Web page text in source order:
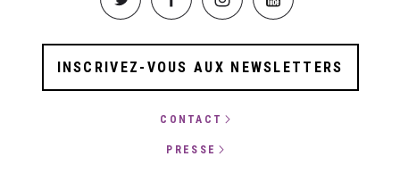
INSCRIVEZ-VOUS AUX NEWSLETTERS
CONTACT
PRESSE